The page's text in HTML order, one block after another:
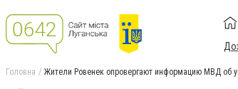
Головна Жители Ровенек опровергают информацию МВД об